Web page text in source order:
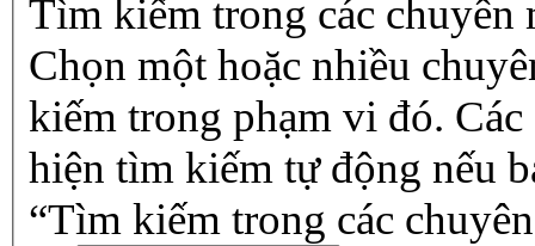
Tìm kiếm trong các chuyên
Chọn một hoặc nhiều
kiếm trong phạm vi đó.
hiện tìm kiếm tự động nếu
“Tìm kiếm trong các